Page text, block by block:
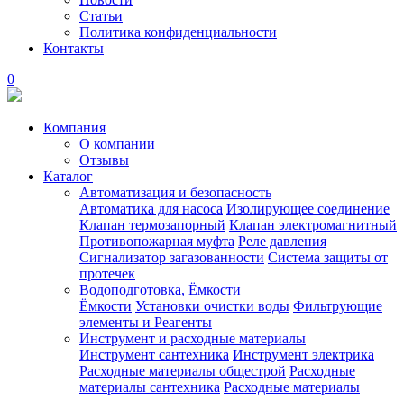
Статьи
Политика конфиденциальности
Контакты
0
Компания
О компании
Отзывы
Каталог
Автоматизация и безопасность
Автоматика для насоса Изолирующее соединение
Клапан термозапорный Клапан электромагнитный
Противопожарная муфта Реле давления
Сигнализатор загазованности Система защиты от
протечек
Водоподготовка, Ёмкости
Ёмкости Установки очистки воды Фильтрующие
элементы и Реагенты
Инструмент и расходные материалы
Инструмент сантехника Инструмент электрика
Расходные материалы общестрой Расходные
материалы сантехника Расходные материалы